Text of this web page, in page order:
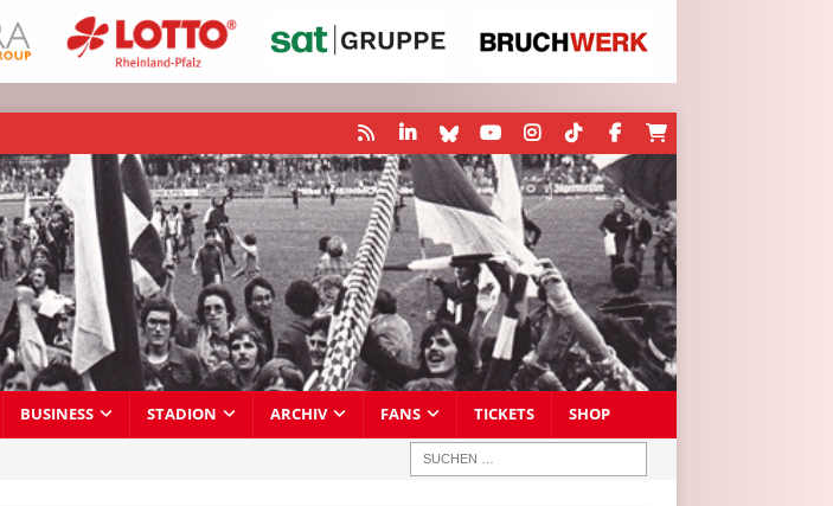
BUSINESS STADION ARCHIV FANS TICKETS SHOP